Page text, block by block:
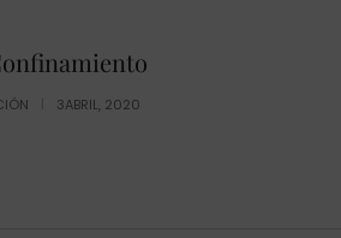
3ABRIL, 2020